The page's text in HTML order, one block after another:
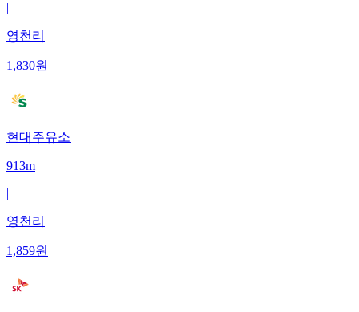
|
영천리
1,830원
현대주유소
913m
|
영천리
1,859원